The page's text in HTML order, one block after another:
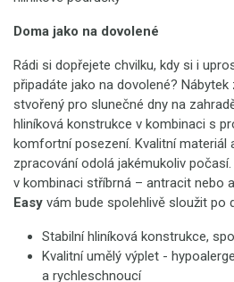
Doma jako na dovolené
Rádi si dopřejete chvilku, kdy si i
připadáte jako na dovolené? Nábytek
stvořený pro slunečné dny na
hliníková konstrukce v kombinaci s
komfortní posezení. Kvalitní materiál
zpracování odolá jakémukoliv
v kombinaci stříbrná – antracit nebo
Easy vám bude spolehlivě sloužit po
Stabilní hliníková konstrukce,
Kvalitní umělý výplet -
a rychleschnoucí